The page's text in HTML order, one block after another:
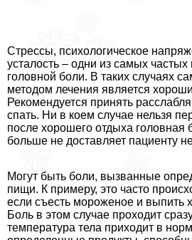
Стрессы, психологическое
усталость – одни из самых
головной боли. В таких случаях
методом лечения является
Рекомендуется принять
спать. Ни в коем случае нельзя
после хорошего отдыха головная
больше не доставляет пациенту
Могут быть боли, вызванные
пищи. К примеру, это часто
если съесть мороженое и выпить
Боль в этом случае проходит
температура тела приходит в